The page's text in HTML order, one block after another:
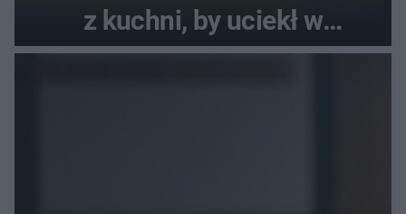
z kuchni, by uciekł w
popłochu